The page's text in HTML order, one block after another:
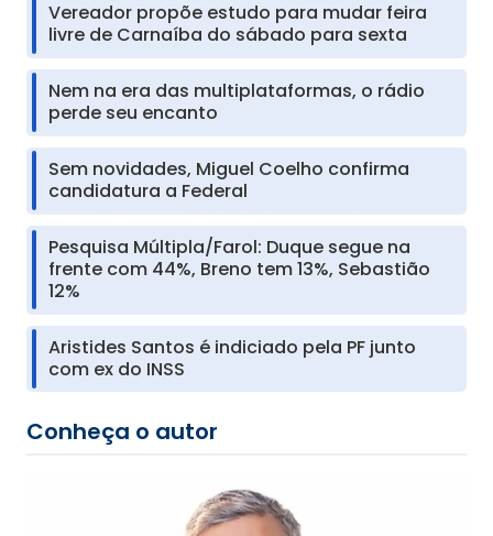
Vereador propõe estudo para mudar feira
livre de Carnaíba do sábado para sexta
Nem na era das multiplataformas, o rádio
perde seu encanto
Sem novidades, Miguel Coelho confirma
candidatura a Federal
Pesquisa Múltipla/Farol: Duque segue na
frente com 44%, Breno tem 13%, Sebastião
12%
Aristides Santos é indiciado pela PF junto
com ex do INSS
Conheça o autor